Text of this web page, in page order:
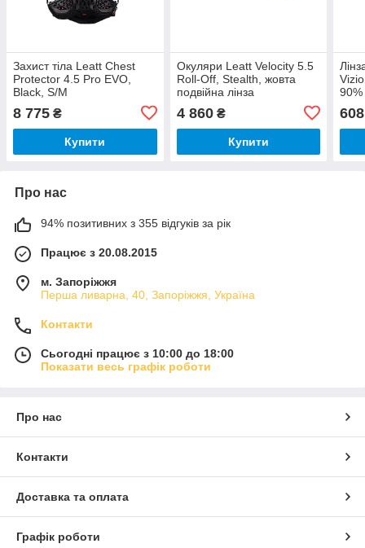
Захист тіла Leatt Chest
Protector 4.5 Pro EVO,
Black, S/M
8 775 ₴
Купити
Окуляри Leatt Velocity 5.5
Roll-Off, Stealth, жовта
подвійна лінза
4 860₴
Купити
90%
608
Про нас
94% позитивних з 355 відгуків за рік
Працює з 20.08.2015
м. Запоріжжя
Перша ливарна, 40, Запоріжжя, Україна
Контакти
Сьогодні працює з 10:00 до 18:00
Показати весь графік роботи
Про нас
Контакти
Доставка та оплата
Графік роботи